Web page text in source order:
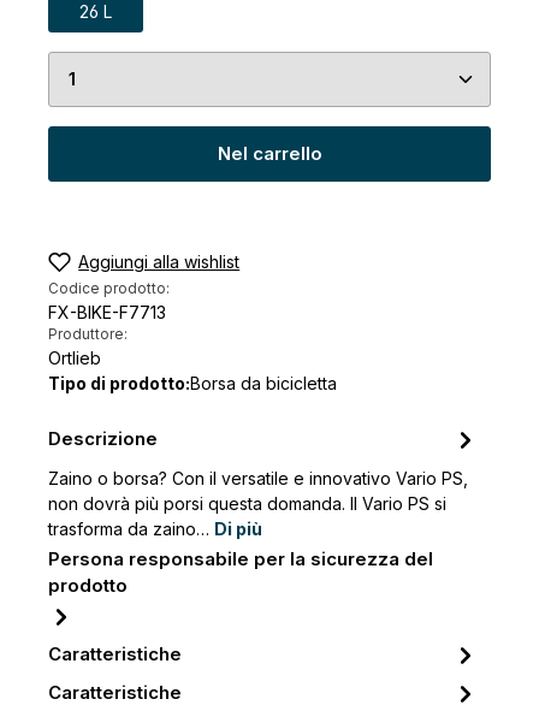
26 L
Quantità del prodotto: inserisci la quantità
Nel carrello
Aggiungi alla wishlist
Codice prodotto:
FX-BIKE-F7713
Produttore:
Ortlieb
Tipo di prodotto:Borsa da bicicletta
Descrizione
Zaino o borsa? Con il versatile e innovativo Vario PS,
non dovrà più porsi questa domanda. Il Vario PS si
trasforma da zaino… Di più
Persona responsabile per la sicurezza del
prodotto
Caratteristiche
Caratteristiche